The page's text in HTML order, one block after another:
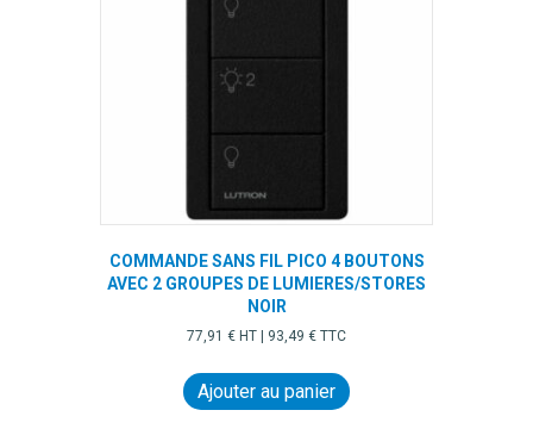
COMMANDE SANS FIL PICO 4 BOUTONS
AVEC 2 GROUPES DE LUMIERES/STORES
NOIR
77,91 € HT | 93,49 € TTC
Ajouter au panier